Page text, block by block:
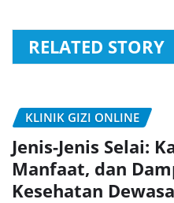
RELATED STORY
KLINIK GIZI ONLINE
Jenis-Jenis Selai:
Manfaat, dan
Kesehatan Dewasa